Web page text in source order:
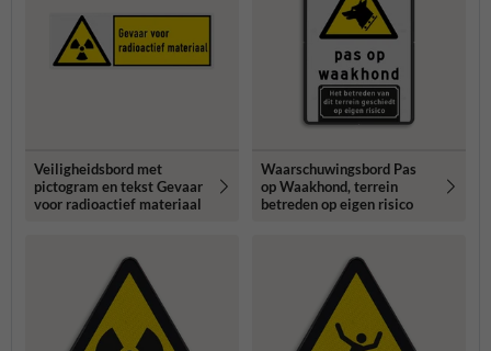
Veiligheidsbord met
pictogram en tekst Gevaar
voor radioactief materiaal
Waarschuwingsbord Pas
op Waakhond, terrein
betreden op eigen risico